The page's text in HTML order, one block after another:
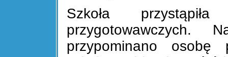
Szkoła
przygotowawczych.
przypominano osobę